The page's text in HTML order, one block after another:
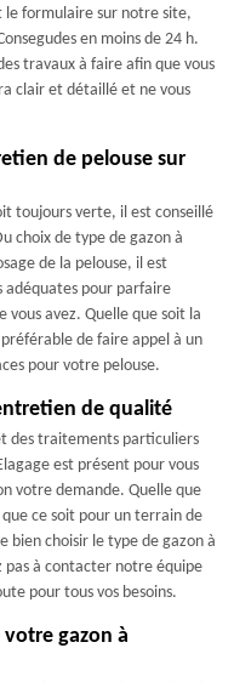
le formulaire sur notre site,
en moins de 24 h.
travaux à faire afin que vous
clair et détaillé et ne vous
de pelouse sur
toujours verte, il est conseillé
choix de type de gazon à
de la pelouse, il est
pour parfaire
avez. Quelle que soit la
de faire appel à un
pour votre pelouse.
de qualité
des traitements particuliers
est présent pour vous
votre demande. Quelle que
ce soit pour un terrain de
bien choisir le type de gazon à
pas à contacter notre équipe
pour tous vos besoins.
gazon à